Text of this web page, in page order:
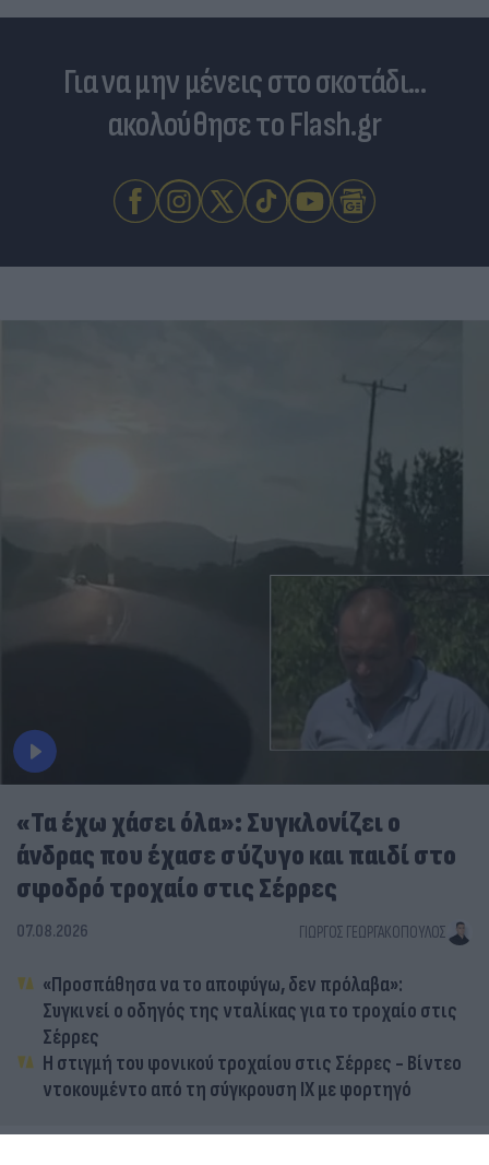
Για να μην μένεις στο σκοτάδι...
ακολούθησε το Flash.gr
«Τα έχω χάσει όλα»: Συγκλονίζει ο
άνδρας που έχασε σύζυγο και παιδί στο
σφοδρό τροχαίο στις Σέρρες
07.08.2026 ΓΙΏΡΓΟΣ ΓΕΩΡΓΑΚΌΠΟΥΛΟΣ
«Προσπάθησα να το αποφύγω, δεν πρόλαβα»:
Συγκινεί ο οδηγός της νταλίκας για το τροχαίο στις
Σέρρες
Η στιγμή του φονικού τροχαίου στις Σέρρες - Βίντεο
ντοκουμέντο από τη σύγκρουση ΙΧ με φορτηγό